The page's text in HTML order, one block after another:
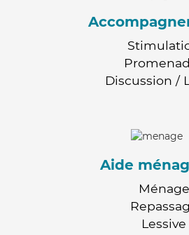
Discussion /
Aide
Ménage
Lessive